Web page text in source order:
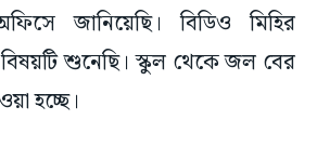
জানিয়েছি। বিডিও মিহির
শুনেছি। স্কুল থেকে জল বের
হচ্ছে।